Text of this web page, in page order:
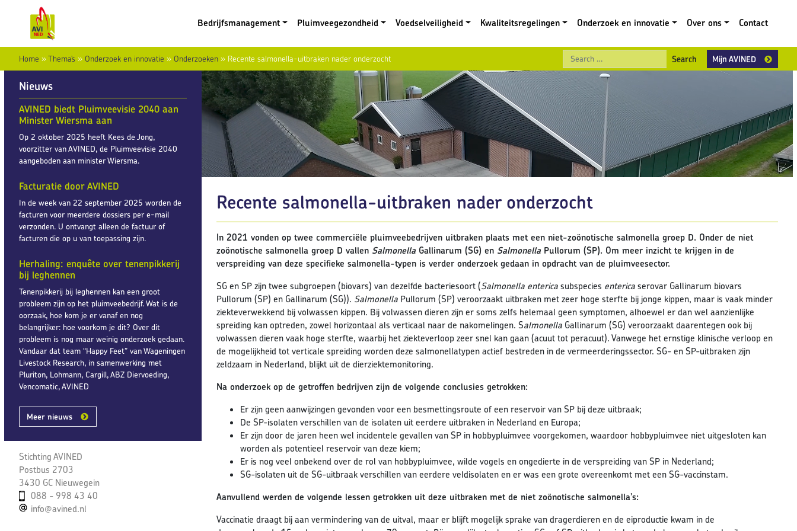
Bedrijfsmanagement
Pluimveegezondheid Voedselveiligheid Kwaliteitsregelingen Onderzoek en innovatie Over ons Contact
Home »Thema’s » Onderzoek en innovatie » Onderzoeken » Recente salmonella-uitbraken nader onderzocht Search
Mijn AVINED
Nieuws
AVINED biedt Pluimveevisie 2040 aan
Minister Wiersma aan
Op 2 oktober 2025 heeft Kees de Jong,
voorzitter van AVINED, de Pluimveevisie 2040
aangeboden aan minister Wiersma.
Facturatie door AVINED
In de week van 22 september 2025 worden de
facturen voor meerdere dossiers per e-mail
verzonden. U ontvangt alleen de factuur of
facturen die op u van toepassing zijn.
Herhaling: enquête over tenenpikkerij
bij leghennen
Tenenpikkerij bij leghennen kan een groot
probleem zijn op het pluimveebedrijf. Wat is de
oorzaak, hoe kom je er vanaf en nog
belangrijker: hoe voorkom je dit? Over dit
probleem is nog maar weinig onderzoek gedaan.
Vandaar dat team “Happy Feet” van Wageningen
Livestock Research, in samenwerking met
Pluriton, Lohmann, Cargill, ABZ Diervoeding,
Vencomatic, AVINED
Meer nieuws
Stichting AVINED
Postbus 2703
3430 GC Nieuwegein
088 - 998 43 40
info@avined.nl
Recente salmonella-uitbraken nader onderzocht
In 2021 vonden op twee commerciële pluimveebedrijven uitbraken plaats met een niet-zoönotische salmonella groep D. Onder de niet
zoönotische salmonella groep D vallen SalmonellaGallinarum (SG) en SalmonellaPullorum (SP). Om meer inzicht te krijgen in de
verspreiding van deze specifieke salmonella-typen is verder onderzoek gedaan in opdracht van de pluimveesector.
SG en SP zijn twee subgroepen (biovars) van dezelfde bacteriesoort (Salmonella entericasubspecies entericaserovar Gallinarum biovars
Pullorum (SP) en Gallinarum (SG)). Salmonella Pullorum (SP) veroorzaakt uitbraken met zeer hoge sterfte bij jonge kippen, maar is vaak minder
ziekteverwekkend bij volwassen kippen. Bij volwassen dieren zijn er soms zelfs helemaal geen symptomen, alhoewel er dan wel aanzienlijke
spreiding kan optreden, zowel horizontaal als verticaal naar de nakomelingen. Salmonella Gallinarum (SG) veroorzaakt daarentegen ook bij
volwassen dieren vaak hoge sterfte, waarbij het ziekteverloop zeer snel kan gaan (acuut tot peracuut). Vanwege het ernstige klinische verloop en
de mogelijkheid tot verticale spreiding worden deze salmonellatypen actief bestreden in de vermeerderingssector. SG- en SP-uitbraken zijn
zeldzaam in Nederland, blijkt uit de dierziektemonitoring.
Na onderzoek op de getroffen bedrijven zijn de volgende conclusies getrokken:
Er zijn geen aanwijzingen gevonden voor een besmettingsroute of een reservoir van SP bij deze uitbraak;
De SP-isolaten verschillen van de isolaten uit eerdere uitbraken in Nederland en Europa;
Er zijn door de jaren heen wel incidentele gevallen van SP in hobbypluimvee voorgekomen, waardoor hobbypluimvee niet uitgesloten kan
worden als potentieel reservoir van deze kiem;
Er is nog veel onbekend over de rol van hobbypluimvee, wilde vogels en ongedierte in de verspreiding van SP in Nederland;
SG-isolaten uit de SG-uitbraak verschillen van eerdere veldisolaten en er was een grote overeenkomt met een SG-vaccinstam.
Aanvullend werden de volgende lessen getrokken uit deze uitbraken met de niet zoönotische salmonella’s:
Vaccinatie draagt bij aan vermindering van de uitval, maar er blijft mogelijk sprake van dragerdieren en de eiproductie kwam in de